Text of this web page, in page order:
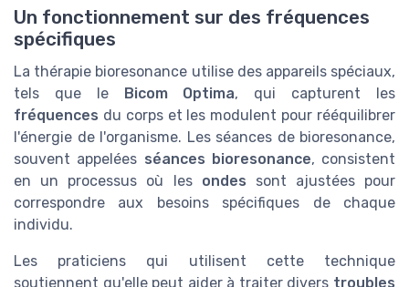
Un fonctionnement sur des fréquences
spécifiques
La thérapie bioresonance utilise des appareils spéciaux,
tels que le
Bicom Optima, qui capturent les
fréquences du corps et les modulent pour rééquilibrer
l'énergie de l'organisme. Les séances de bioresonance,
souvent appelées séances bioresonance, consistent
en un processus où les ondes sont ajustées pour
correspondre aux besoins spécifiques de chaque
individu.
Les praticiens qui utilisent cette technique
soutiennent qu'elle peut aider à traiter divers troubles